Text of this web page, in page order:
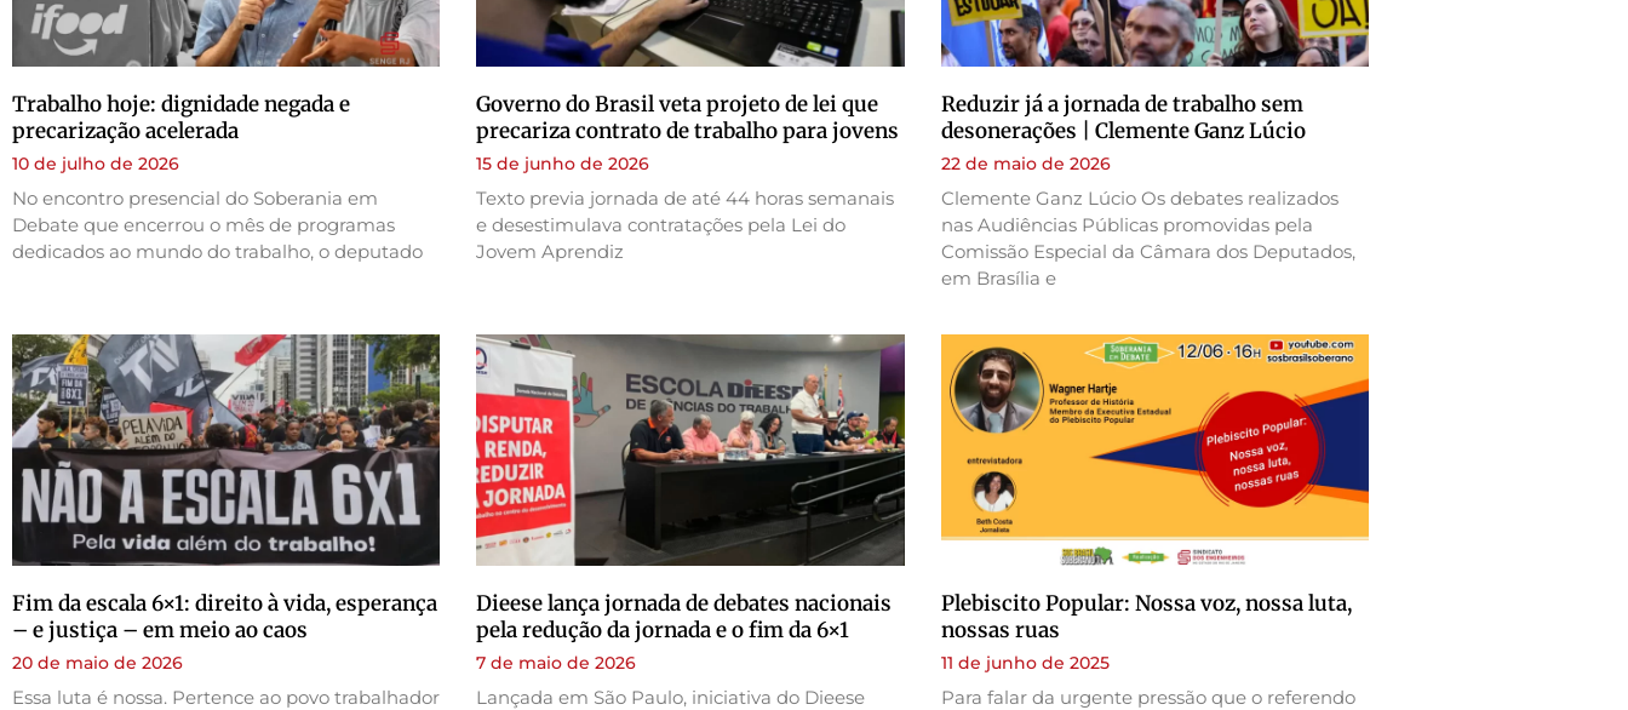
Trabalho hoje: dignidade negada e
precarização acelerada
10 de julho de 2026
No encontro presencial do Soberania em
Debate que encerrou o mês de programas
dedicados ao mundo do trabalho, o deputado
Governo do Brasil veta projeto de lei que
precariza contrato de trabalho para jovens
15 de junho de 2026
Texto previa jornada de até 44 horas semanais
e desestimulava contratações pela Lei do
Jovem Aprendiz
Reduzir já a jornada de trabalho sem
desonerações | Clemente Ganz Lúcio
22 de maio de 2026
Clemente Ganz Lúcio Os debates realizados
nas Audiências Públicas promovidas pela
Comissão Especial da Câmara dos Deputados,
em Brasília e
Fim da escala 6×1: direito à vida, esperança
– e justiça – em meio ao caos
20 de maio de 2026
Essa luta é nossa. Pertence ao povo trabalhador
Dieese lança jornada de debates nacionais
pela redução da jornada e o fim da 6×1
7 de maio de 2026
Lançada em São Paulo, iniciativa do Dieese
Plebiscito Popular: Nossa voz, nossa luta,
nossas ruas
11 de junho de 2025
Para falar da urgente pressão que o referendo